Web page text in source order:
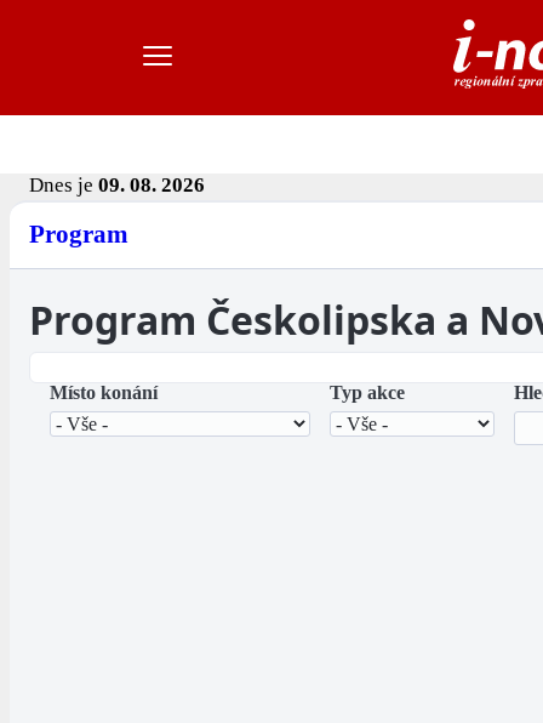
Dnes je 09. 08. 2026
Program
Program Českolipska a
Místo konání Typ akce